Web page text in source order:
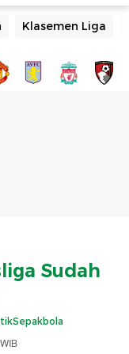
Klasemen Liga
Sudah